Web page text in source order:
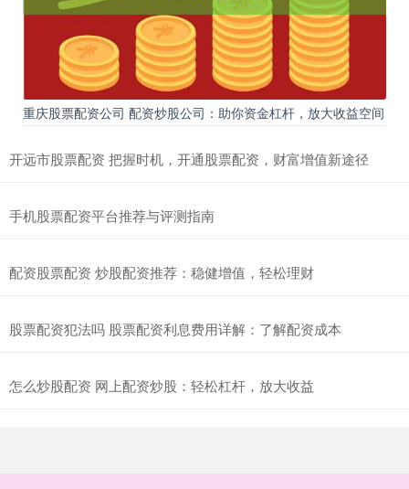
重庆股票配资公司 配资炒股公司：助你资金杠杆，放大收益空间
开远市股票配资 把握时机，开通股票配资，财富增值新途径
手机股票配资平台推荐与评测指南
配资股票配资 炒股配资推荐：稳健增值，轻松理财
股票配资犯法吗 股票配资利息费用详解：了解配资成本
怎么炒股配资 网上配资炒股：轻松杠杆，放大收益